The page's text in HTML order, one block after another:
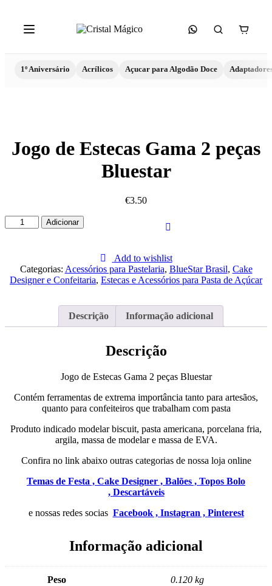
1º Aniversário Acrílicos Açucar para Algodão Doce
Jogo de Estecas Gama 2 peças
Bluestar
€3.50
Quantidade
de
Estecas
Gama
Adicionar
Add to wishlist
Categorias: Acessórios para Pastelaria, BlueStar Brasil, Cake
Designer e Confeitaria, Estecas e Acessórios para Pasta de Açúcar
Descrição Informação adicional
Descrição
Jogo de Estecas Gama 2 peças Bluestar
Contém ferramentas de extrema importância tanto para artesãos,
quanto para confeiteiros que trabalham com pasta
Produto indicado modelar biscuit, pasta americana, porcelana fria,
argila, massa de modelar e massa de EVA.
Confira no link abaixo outras categorias de nossa loja online
Temas de Festa , Cake Designer , Balões , Topos Bolo
, Descartáveis
e nossas redes socias Facebook , Instagran , Pinterest
Informação adicional
Peso 0.120 kg